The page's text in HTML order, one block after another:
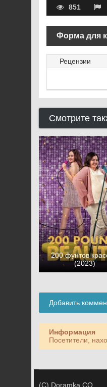
851
Форма для
Рецензии
Смотрите
200 фунтов
(2023)
Добавить
Информация
Посетители,
(C) Doramka.CO